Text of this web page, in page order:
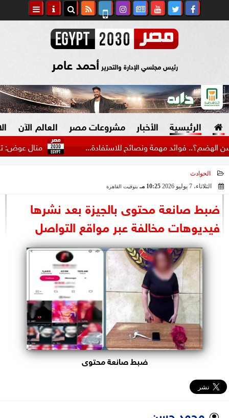
رئيس مجلسي الإدارة والتحرير أحمد عامر
الرئيسية الأخبار
السياسة
الرئاسة
البرلمان
الوزارات
الأحزاب
مشروعات مصر العالم الآن
منال عوض: تنفيذ 27 حملة تفتيشية بـ11محافظة وإحالة 81 حالة... فوائد مهمة ونصائح للاستفادة...
الحوادث
الثلاثاء، 7 يوليو 2026
10:25 مـ بتوقيت القاهرة
ضبط صانعة محتوى بالجيزة بعد نشرها
فيديوهات مخالفة عبر مواقع التواصل
ضبط صانعة محتوى